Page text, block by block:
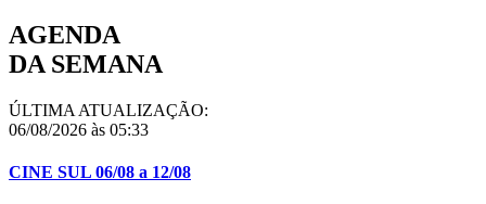
AGENDA
DA SEMANA
ÚLTIMA ATUALIZAÇÃO:
06/08/2026 às 05:33
CINE SUL 06/08 a 12/08